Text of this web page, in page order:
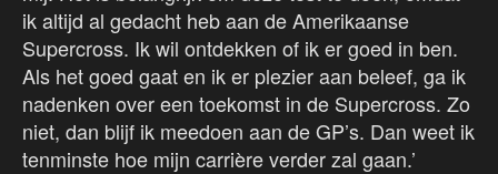
ik altijd al gedacht heb aan de Amerikaanse
Supercross. Ik wil ontdekken of ik er goed in ben.
Als het goed gaat en ik er plezier aan beleef, ga ik
nadenken over een toekomst in de Supercross. Zo
niet, dan blijf ik meedoen aan de GP’s. Dan weet ik
tenminste hoe mijn carrière verder zal gaan.’